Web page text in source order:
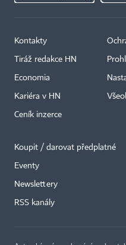
Kontakty
Tiráž redakce HN
Economia
Kariéra v HN
Ceník inzerce
Koupit / darovat předplatné
Eventy
Newslettery
RSS kanály